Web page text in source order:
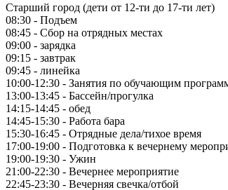
Старший город (дети от 12-ти до 17-ти лет)
08:30 - Подъем
08:45 - Сбор на отрядных местах
09:00 - зарядка
09:15 - завтрак
09:45 - линейка
10:00-12:30 - Занятия по обучающим
13:00-13:45 - Бассейн/прогулка
14:15-14:45 - обед
14:45-15:30 - Работа бара
15:30-16:45 - Отрядные дела/тихое время
17:00-19:00 - Подготовка к вечернему
19:00-19:30 - Ужин
21:00-22:30 - Вечернее мероприятие
22:45-23:30 - Вечерняя свечка/отбой